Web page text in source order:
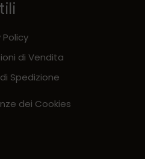
Policy
di Vendita
Spedizione
dei Cookies